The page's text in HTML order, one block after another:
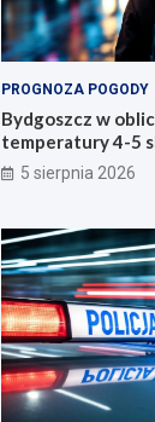
PROGNOZA POGODY
Bydgoszcz w
temperatury 4-5
5 sierpnia 2026